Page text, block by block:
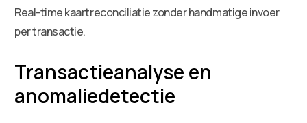
Real-time kaartreconciliatie zonder handmatige invoer
per transactie.
Transactieanalyse en
anomaliedetectie